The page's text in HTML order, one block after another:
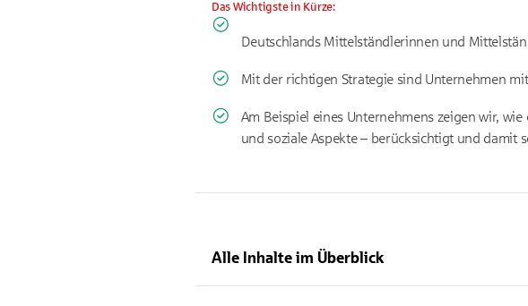
Das Wichtigste in Kürze:
Deutschlands Mittelständlerinnen und
Mit der richtigen Strategie sind Unternehmen
Am Beispiel eines Unternehmens zeigen wir,
und soziale Aspekte – berücksichtigt und damit
Alle Inhalte im Überblick